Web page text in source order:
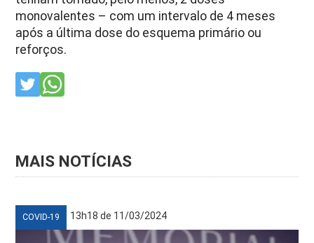
monovalentes – com um intervalo de 4 meses
após a última dose do esquema primário ou
reforços.
MAIS NOTÍCIAS
COVID-19 13h18 de 11/03/2024